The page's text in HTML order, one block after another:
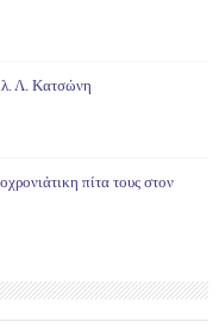
Λ. Κατσώνη
πίτα τους στον